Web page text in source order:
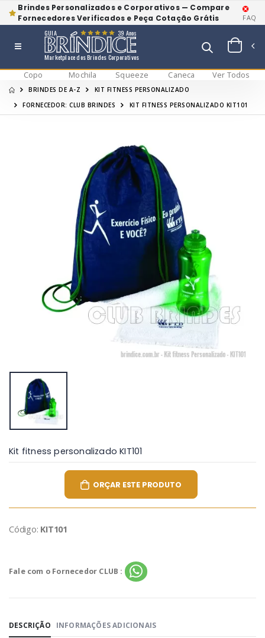
Brindes Personalizados e Corporativos — Compare
Fornecedores Verificados e Peça Cotação Grátis
FAQ
Marketplace dos Brindes Corporativos
GUIA 39 Anos
Copo Mochila Squeeze Caneca Ver Todos
BRINDES DE A-Z
KIT FITNESS PERSONALIZADO
FORNECEDOR: CLUB BRINDES
KIT FITNESS PERSONALIZADO KIT101
Kit fitness personalizado KIT101
ORÇAR ESTE PRODUTO
Código: KIT101
Fale com o Fornecedor CLUB :
DESCRIÇÃO INFORMAÇÕES ADICIONAIS